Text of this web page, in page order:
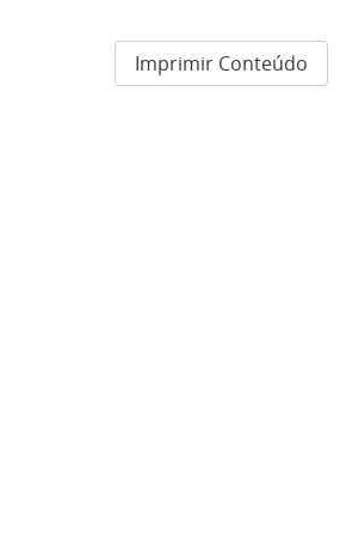
Imprimir Conteúdo